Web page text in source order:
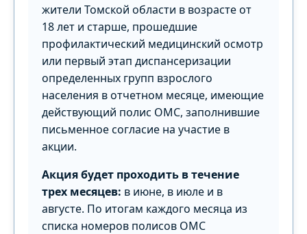
жители Томской области в возрасте от
18 лет и старше, прошедшие
профилактический медицинский осмотр
или первый этап диспансеризации
определенных групп взрослого
населения в отчетном месяце, имеющие
действующий полис ОМС, заполнившие
письменное согласие на участие в
акции.
Акция будет проходить в течение
трех месяцев: в июне, в июле и в
августе. По итогам каждого месяца из
списка номеров полисов ОМС